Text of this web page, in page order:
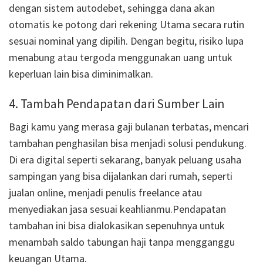
dengan sistem autodebet, sehingga dana akan
otomatis ke potong dari rekening Utama secara rutin
sesuai nominal yang dipilih. Dengan begitu, risiko lupa
menabung atau tergoda menggunakan uang untuk
keperluan lain bisa diminimalkan.
4. Tambah Pendapatan dari Sumber Lain
Bagi kamu yang merasa gaji bulanan terbatas, mencari
tambahan penghasilan bisa menjadi solusi pendukung.
Di era digital seperti sekarang, banyak peluang usaha
sampingan yang bisa dijalankan dari rumah, seperti
jualan online, menjadi penulis freelance atau
menyediakan jasa sesuai keahlianmu.Pendapatan
tambahan ini bisa dialokasikan sepenuhnya untuk
menambah saldo tabungan haji tanpa mengganggu
keuangan Utama.